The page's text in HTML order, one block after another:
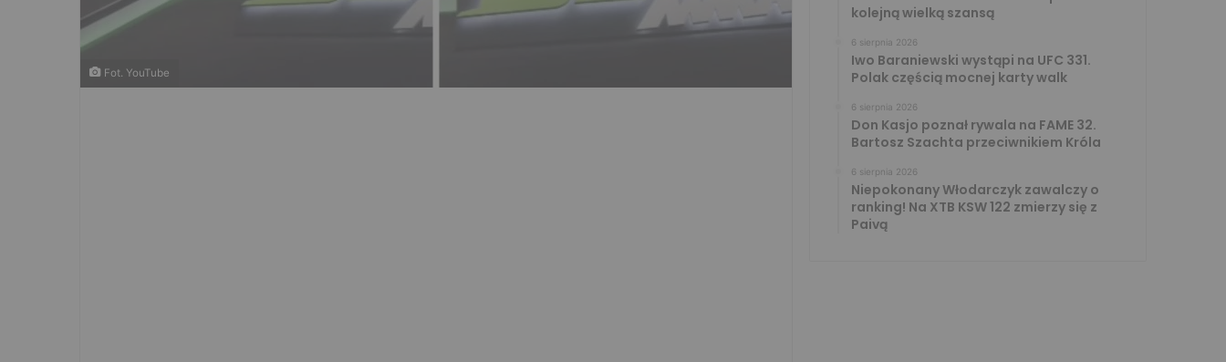
Fot. YouTube
kolejną wielką szansą
6 sierpnia 2026
Iwo Baraniewski wystąpi na UFC 331.
Polak częścią mocnej karty walk
6 sierpnia 2026
Don Kasjo poznał rywala na FAME 32.
Bartosz Szachta przeciwnikiem Króla
6 sierpnia 2026
Niepokonany Włodarczyk zawalczy o
ranking! Na XTB KSW 122 zmierzy się z
Paivą